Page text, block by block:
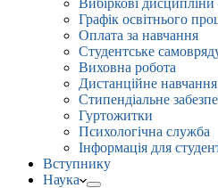
Вибіркові
Графік освітнього
Оплата за навчання
Студентське
Виховна робота
Дистанційне навчання
Стипендіальне
Гуртожитки
Психологічна служба
Інформація для
Вступнику
Наука